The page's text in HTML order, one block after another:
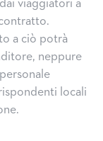
viaggiatori a
a ciò potrà
neppure
locali